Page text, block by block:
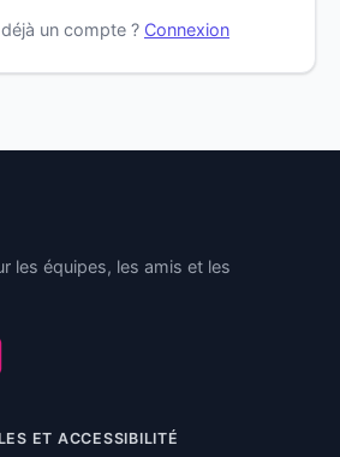
un compte ? Connexion
les équipes, les amis et les
ET ACCESSIBILITÉ